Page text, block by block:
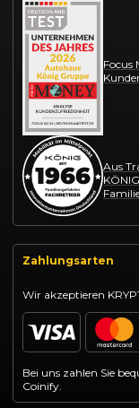
Focus
Aus
Zahlungsarten
Wir akzeptieren
Bei uns zahlen Sie
Coinify.